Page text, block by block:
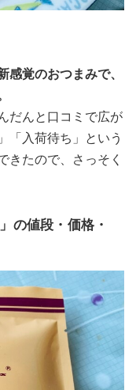
感覚のおつまみで、
だんと口コミで広が
「入荷待ち」という
きたので、さっそく
の値段・価格・